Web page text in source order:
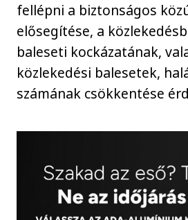
fellépni a biztonságos
elősegítése, a
baleseti kockázatának,
közlekedési balesetek,
számának csökkentése